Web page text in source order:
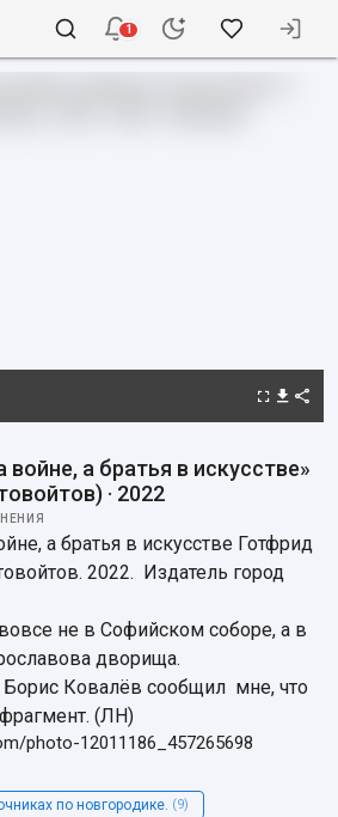
1
войне, а братья в искусстве»
· 2022
а братья в искусстве Готфрид
2022.  Издатель город
не в Софийском соборе, а в
дворища.
Ковалёв сообщил  мне, что
(ЛН)
photo-12011186_457265698
по новгородике. (9)